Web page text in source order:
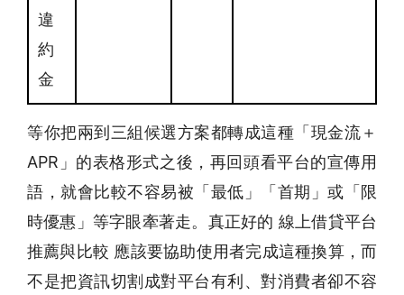
違
約
金
等你把兩到三組候選方案都轉成這種「現金流＋
APR」的表格形式之後，再回頭看平台的宣傳用
語，就會比較不容易被「最低」「首期」或「限
時優惠」等字眼牽著走。真正好的 線上借貸平台
推薦與比較 應該要協助使用者完成這種換算，而
不是把資訊切割成對平台有利、對消費者卻不容